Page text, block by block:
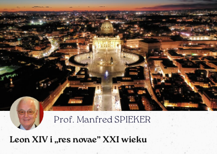
Prof. Manfred SPIEKER
Leon XIV i „res novae” XXI wieku